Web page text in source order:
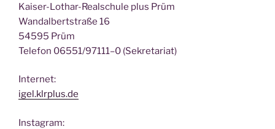
Kai­ser-Lothar-Real­schu­le plus Prüm
Wan­dal­bert­stra­ße 16
54595 Prüm
Tele­fon 06551/97111–0 (Sekre­ta­ri­at)
Inter­net:
igel.klrplus.de
Insta­gram: